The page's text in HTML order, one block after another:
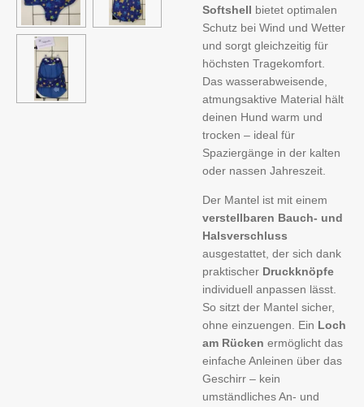
Softshell bietet optimalen
Schutz bei Wind und Wetter
und sorgt gleichzeitig für
höchsten Tragekomfort.
Das wasserabweisende,
atmungsaktive Material hält
deinen Hund warm und
trocken – ideal für
Spaziergänge in der kalten
oder nassen Jahreszeit.
Der Mantel ist mit einem
verstellbaren Bauch- und
Halsverschluss
ausgestattet, der sich dank
praktischer Druckknöpfe
individuell anpassen lässt.
So sitzt der Mantel sicher,
ohne einzuengen. Ein Loch
am Rücken ermöglicht das
einfache Anleinen über das
Geschirr – kein
umständliches An- und